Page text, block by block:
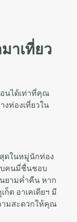
าเที่ยว
นได้เท่าที่คุณ
งท่องเที่ยวใน
ดในหมู่นักท่อง
บคนมี่ชื่นชอบ
ยามค่ำคืน หาก
ต อาเคเดียฯ มี
ามสะดวกให้คุณ